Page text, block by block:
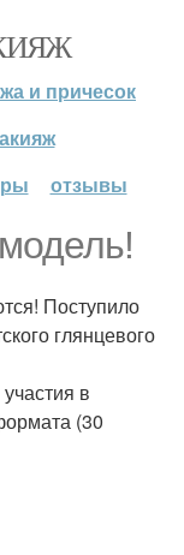
и причесок
отзывы
Поступило
глянцевого
в
(30